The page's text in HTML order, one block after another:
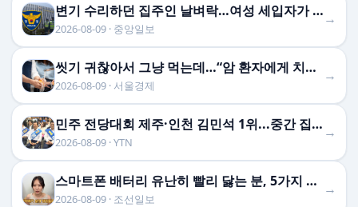
변기 수리하던 집주인 날벼락…여성 세입자가 흉기로 찔렀다
2026-08-09 · 중앙일보
→
씻기 귀찮아서 그냥 먹는데…“암 환자에게 치명적” 전문의 경고 나왔다 [헬시타임]
2026-08-09 · 서울경제
→
민주 전당대회 제주·인천 김민석 1위...중간 집계도 역전
2026-08-09 · YTN
→
스마트폰 배터리 유난히 빨리 닳는 분, 5가지 해결 방법
2026-08-09 · 조선일보
→